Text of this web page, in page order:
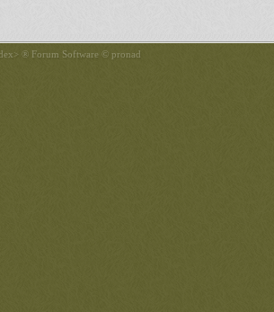
® Forum Software © pronad